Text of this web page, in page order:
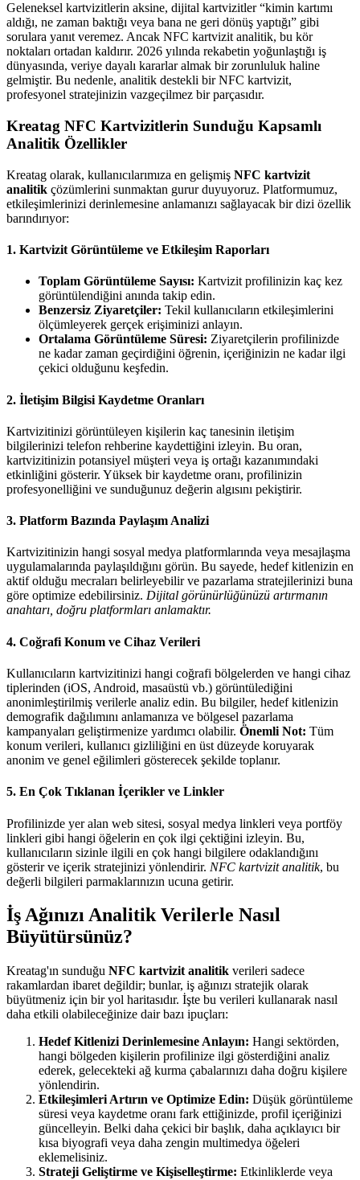
Geleneksel kartvizitlerin aksine, dijital kartvizitler “kimin kartımı
aldığı, ne zaman baktığı veya bana ne geri dönüş yaptığı” gibi
sorulara yanıt veremez. Ancak NFC kartvizit analitik, bu kör
noktaları ortadan kaldırır. 2026 yılında rekabetin yoğunlaştığı iş
dünyasında, veriye dayalı kararlar almak bir zorunluluk haline
gelmiştir. Bu nedenle, analitik destekli bir NFC kartvizit,
profesyonel stratejinizin vazgeçilmez bir parçasıdır.
Kreatag NFC Kartvizitlerin Sunduğu Kapsamlı
Analitik Özellikler
Kreatag olarak, kullanıcılarımıza en gelişmiş NFC kartvizit
analitik çözümlerini sunmaktan gurur duyuyoruz. Platformumuz,
etkileşimlerinizi derinlemesine anlamanızı sağlayacak bir dizi özellik
barındırıyor:
1. Kartvizit Görüntüleme ve Etkileşim Raporları
Toplam Görüntüleme Sayısı: Kartvizit profilinizin kaç kez
görüntülendiğini anında takip edin.
Benzersiz Ziyaretçiler: Tekil kullanıcıların etkileşimlerini
ölçümleyerek gerçek erişiminizi anlayın.
Ortalama Görüntüleme Süresi: Ziyaretçilerin profilinizde
ne kadar zaman geçirdiğini öğrenin, içeriğinizin ne kadar ilgi
çekici olduğunu keşfedin.
2. İletişim Bilgisi Kaydetme Oranları
Kartvizitinizi görüntüleyen kişilerin kaç tanesinin iletişim
bilgilerinizi telefon rehberine kaydettiğini izleyin. Bu oran,
kartvizitinizin potansiyel müşteri veya iş ortağı kazanımındaki
etkinliğini gösterir. Yüksek bir kaydetme oranı, profilinizin
profesyonelliğini ve sunduğunuz değerin algısını pekiştirir.
3. Platform Bazında Paylaşım Analizi
Kartvizitinizin hangi sosyal medya platformlarında veya mesajlaşma
uygulamalarında paylaşıldığını görün. Bu sayede, hedef kitlenizin en
aktif olduğu mecraları belirleyebilir ve pazarlama stratejilerinizi buna
göre optimize edebilirsiniz. Dijital görünürlüğünüzü artırmanın
anahtarı, doğru platformları anlamaktır.
4. Coğrafi Konum ve Cihaz Verileri
Kullanıcıların kartvizitinizi hangi coğrafi bölgelerden ve hangi cihaz
tiplerinden (iOS, Android, masaüstü vb.) görüntülediğini
anonimleştirilmiş verilerle analiz edin. Bu bilgiler, hedef kitlenizin
demografik dağılımını anlamanıza ve bölgesel pazarlama
kampanyaları geliştirmenize yardımcı olabilir. Önemli Not: Tüm
konum verileri, kullanıcı gizliliğini en üst düzeyde koruyarak
anonim ve genel eğilimleri gösterecek şekilde toplanır.
5. En Çok Tıklanan İçerikler ve Linkler
Profilinizde yer alan web sitesi, sosyal medya linkleri veya portföy
linkleri gibi hangi öğelerin en çok ilgi çektiğini izleyin. Bu,
kullanıcıların sizinle ilgili en çok hangi bilgilere odaklandığını
gösterir ve içerik stratejinizi yönlendirir. NFC kartvizit analitik, bu
değerli bilgileri parmaklarınızın ucuna getirir.
İş Ağınızı Analitik Verilerle Nasıl
Büyütürsünüz?
Kreatag'ın sunduğu NFC kartvizit analitik verileri sadece
rakamlardan ibaret değildir; bunlar, iş ağınızı stratejik olarak
büyütmeniz için bir yol haritasıdır. İşte bu verileri kullanarak nasıl
daha etkili olabileceğinize dair bazı ipuçları:
Hedef Kitlenizi Derinlemesine Anlayın: Hangi sektörden,
hangi bölgeden kişilerin profilinize ilgi gösterdiğini analiz
ederek, gelecekteki ağ kurma çabalarınızı daha doğru kişilere
yönlendirin.
Etkileşimleri Artırın ve Optimize Edin: Düşük görüntüleme
süresi veya kaydetme oranı fark ettiğinizde, profil içeriğinizi
güncelleyin. Belki daha çekici bir başlık, daha açıklayıcı bir
kısa biyografi veya daha zengin multimedya öğeleri
eklemelisiniz.
Strateji Geliştirme ve Kişiselleştirme: Etkinliklerde veya